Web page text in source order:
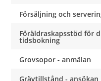
Försäljning och
Föräldraskapsstöd för
tidsbokning
Grovsopor - anmälan
Grävtillstånd - ansökan